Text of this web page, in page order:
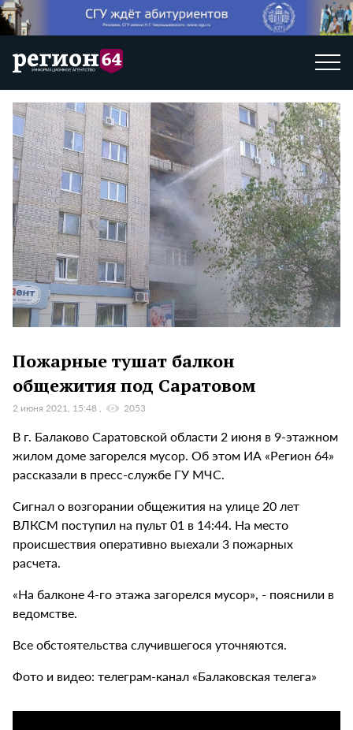
Пожарные тушат балкон
общежития под Саратовом
2 июня 2021, 15:48 2053
В г. Балаково Саратовской области 2 июня в 9-этажном
жилом доме загорелся мусор. Об этом ИА «Регион 64»
рассказали в пресс-службе ГУ МЧС.
Сигнал о возгорании общежития на улице 20 лет
ВЛКСМ поступил на пульт 01 в 14:44. На место
происшествия оперативно выехали 3 пожарных
расчета.
«На балконе 4-го этажа загорелся мусор», - пояснили в
ведомстве.
Все обстоятельства случившегося уточняются.
Фото и видео: телеграм-канал «Балаковская телега»